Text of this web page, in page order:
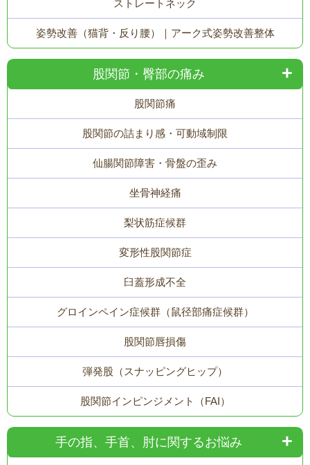
ストレートネック
姿勢改善（猫背・反り腰）｜アーク式姿勢改善整体
股関節・臀部の痛み
股関節痛
股関節の詰まり感・可動域制限
仙腸関節障害・骨盤の歪み
坐骨神経痛
梨状筋症候群
変形性股関節症
臼蓋形成不全
グロインペイン症候群（鼠径部痛症候群）
股関節唇損傷
弾発股（スナッピングヒップ）
股関節インピンジメント（FAI）
手の指、手首、肘に関するお悩み